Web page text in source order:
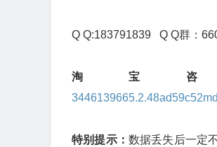
Q Q:183791839 Q Q群：
淘宝
特别提示： 数据丢失后一定